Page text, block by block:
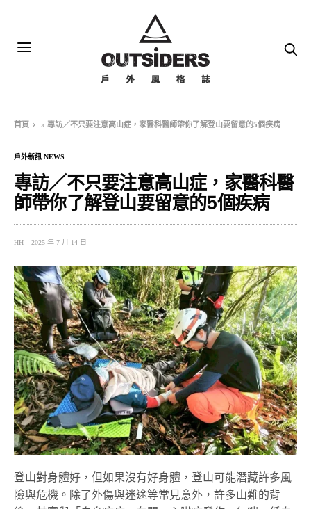
首頁 »專訪／不只要注意高山症，家醫科醫師帶你了解登山要留意的5個疾病
戶外新訊 NEWS
專訪／不只要注意高山症，家醫科醫
師帶你了解登山要留意的5個疾病
HH 2025 年 7 月 14 日
登山對身體好，但如果沒有好身體，登山可能潛藏許多風
險與危機。除了外傷與迷途等常見意外，許多山難的背